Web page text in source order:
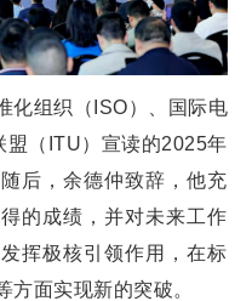
组织（ISO）、国际电
盟（ITU）宣读的2025年
后，余德仲致辞，他充
的成绩，并对未来工作
挥极核引领作用，在标
面实现新的突破。